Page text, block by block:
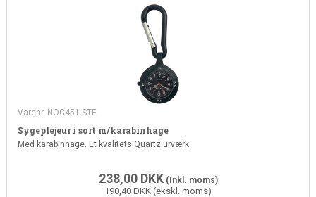
Varenr. NOC451-STE
Sygeplejeur i sort m/karabinhage
Med karabinhage. Et kvalitets Quartz urværk
238,00 DKK(Inkl. moms)
190,40 DKK (ekskl. moms)